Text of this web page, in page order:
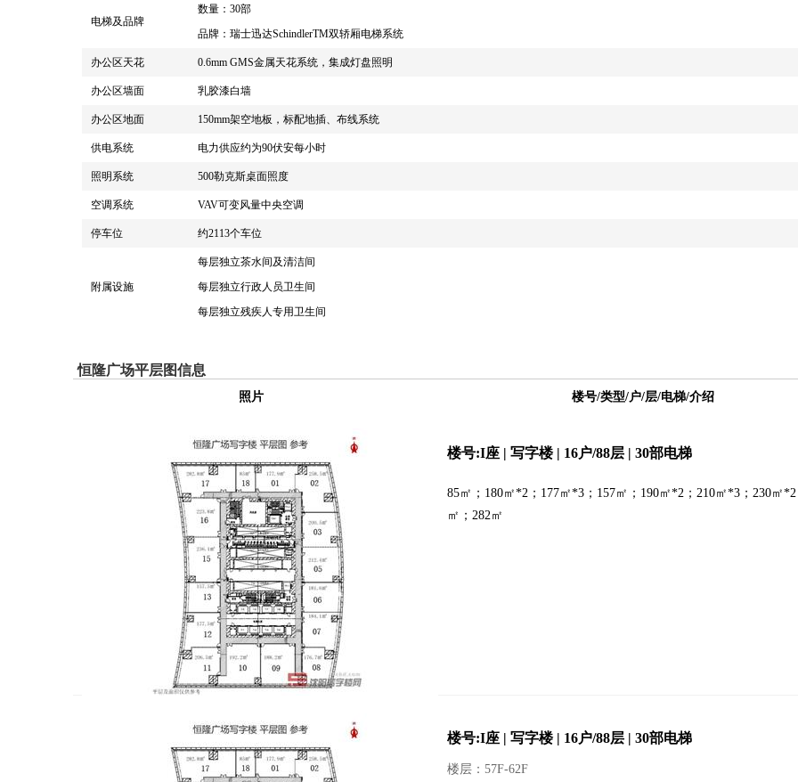
电梯及品牌
数量：30部
品牌：瑞士迅达SchindlerTM双轿厢电梯系统
办公区天花 0.6mm GMS金属天花系统，集成灯盘照明
办公区墙面 乳胶漆白墙
办公区地面 150mm架空地板，标配地插、布线系统
供电系统 电力供应约为90伏安每小时
照明系统 500勒克斯桌面照度
空调系统 VAV可变风量中央空调
停车位 约2113个车位
附属设施
每层独立茶水间及清洁间
每层独立行政人员卫生间
每层独立残疾人专用卫生间
恒隆广场平层图信息
照片 楼号/类型/户/层/电梯/介绍
楼号:I座 | 写字楼 | 16户/88层 | 30部电梯
85㎡；180㎡*2；177㎡*3；157㎡；190㎡*2；210㎡*3；230㎡*2
㎡；282㎡
楼号:I座 | 写字楼 | 16户/88层 | 30部电梯
楼层：57F-62F